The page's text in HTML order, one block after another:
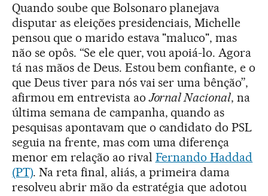
Quando soube que Bolsonaro planejava
disputar as eleições presidenciais, Michelle
pensou que o marido estava "maluco", mas
não se opôs. “Se ele quer, vou apoiá-lo. Agora
tá nas mãos de Deus. Estou bem confiante, e o
que Deus tiver para nós vai ser uma bênção”,
afirmou em entrevista aoJornal Nacional, na
última semana de campanha, quando as
pesquisas apontavam que o candidato do PSL
seguia na frente, mas com uma diferença
menor em relação ao rival Fernando Haddad
(PT). Na reta final, aliás, a primeira dama
resolveu abrir mão da estratégia que adotou